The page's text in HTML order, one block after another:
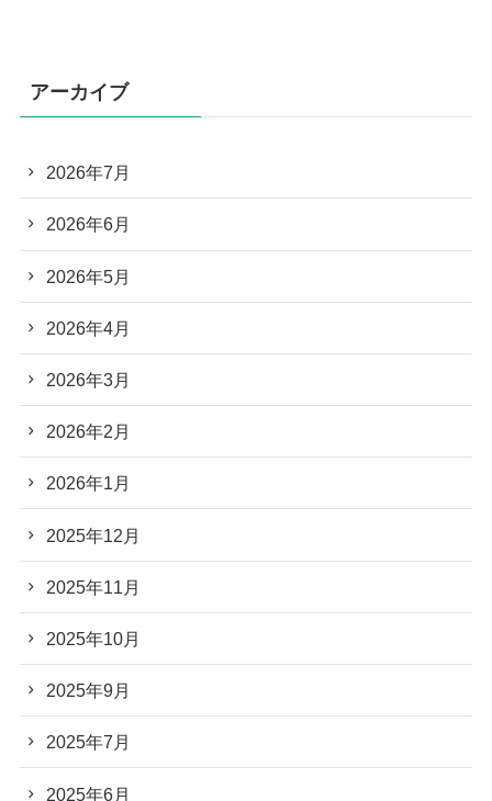
アーカイブ
2026年7月
2026年6月
2026年5月
2026年4月
2026年3月
2026年2月
2026年1月
2025年12月
2025年11月
2025年10月
2025年9月
2025年7月
2025年6月